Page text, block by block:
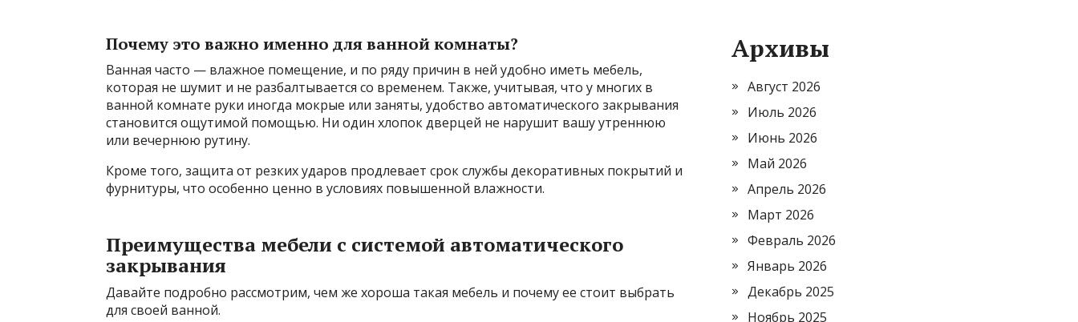
Почему это важно именно для ванной комнаты?
Ванная часто — влажное помещение, и по ряду причин в ней удобно иметь мебель,
которая не шумит и не разбалтывается со временем. Также, учитывая, что у многих в
ванной комнате руки иногда мокрые или заняты, удобство автоматического закрывания
становится ощутимой помощью. Ни один хлопок дверцей не нарушит вашу утреннюю
или вечернюю рутину.
Кроме того, защита от резких ударов продлевает срок службы декоративных покрытий и
фурнитуры, что особенно ценно в условиях повышенной влажности.
Преимущества мебели с системой автоматического
закрывания
Давайте подробно рассмотрим, чем же хороша такая мебель и почему ее стоит выбрать
для своей ванной.
Архивы
Август 2026
Июль 2026
Июнь 2026
Май 2026
Апрель 2026
Март 2026
Февраль 2026
Январь 2026
Декабрь 2025
Ноябрь 2025